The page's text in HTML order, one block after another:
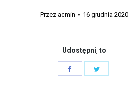
Przez admin 16 grudnia 2020
Udostępnij to
Share